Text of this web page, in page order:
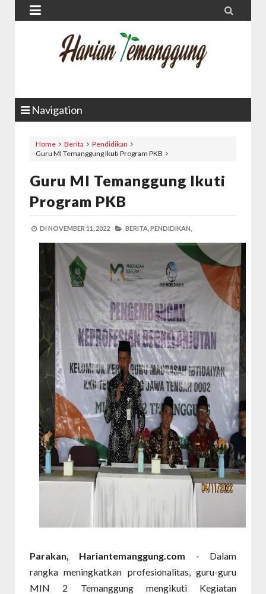
 
Navigation
Home Berita
Pendidikan
Guru MI Temanggung Ikuti Program PKB
Guru MI Temanggung Ikuti
Program PKB
DI NOVEMBER 11, 2022 BERITA, PENDIDIKAN,
Parakan, Hariantemanggung.com - Dalam
rangka meningkatkan profesionalitas, guru-guru
MIN 2 Temanggung mengikuti Kegiatan